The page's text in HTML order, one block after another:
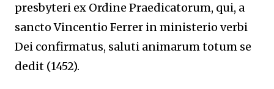
presbyteri ex Ordine Praedicatorum, qui, a
sancto Vincentio Ferrer in ministerio verbi
Dei confirmatus, saluti animarum totum se
dedit (1452).